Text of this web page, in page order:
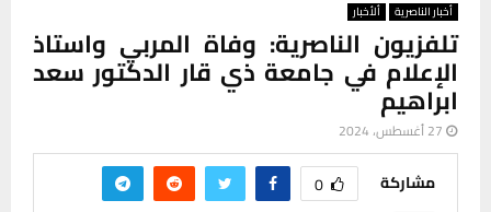
أخبار الناصرية ألأخبار
تلفزيون الناصرية: وفاة المربي واستاذ
الإعلام في جامعة ذي قار الدكتور سعد
ابراهيم
27 أغسطس، 2024
مشاركة 0